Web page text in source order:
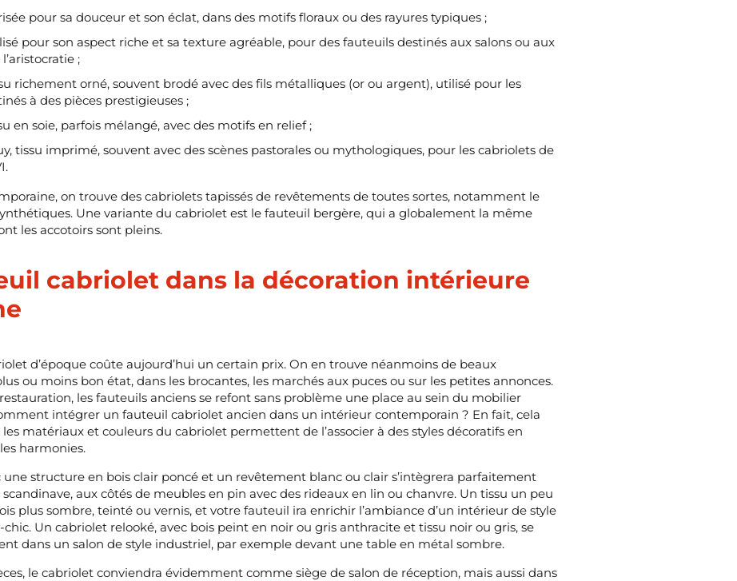
pour sa douceur et son éclat, dans des motifs floraux ou des rayures typiques ;
pour son aspect riche et sa texture agréable, pour des fauteuils destinés aux salons ou aux
;
richement orné, souvent brodé avec des fils métalliques (or ou argent), utilisé pour les
à des pièces prestigieuses ;
en soie, parfois mélangé, avec des motifs en relief ;
tissu imprimé, souvent avec des scènes pastorales ou mythologiques, pour les cabriolets de
on trouve des cabriolets tapissés de revêtements de toutes sortes, notamment le
Une variante du cabriolet est le fauteuil bergère, qui a globalement la même
les accotoirs sont pleins.
cabriolet dans la décoration intérieure
d’époque coûte aujourd’hui un certain prix. On en trouve néanmoins de beaux
ou moins bon état, dans les brocantes, les marchés aux puces ou sur les petites annonces.
les fauteuils anciens se refont sans problème une place au sein du mobilier
intégrer un fauteuil cabriolet ancien dans un intérieur contemporain ? En fait, cela
matériaux et couleurs du cabriolet permettent de l’associer à des styles décoratifs en
harmonies.
une structure en bois clair poncé et un revêtement blanc ou clair s’intègrera parfaitement
aux côtés de meubles en pin avec des rideaux en lin ou chanvre. Un tissu un peu
plus sombre, teinté ou vernis, et votre fauteuil ira enrichir l’ambiance d’un intérieur de style
Un cabriolet relooké, avec bois peint en noir ou gris anthracite et tissu noir ou gris, se
dans un salon de style industriel, par exemple devant une table en métal sombre.
le cabriolet conviendra évidemment comme siège de salon de réception, mais aussi dans